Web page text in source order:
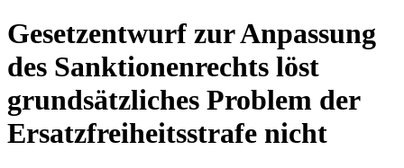
Gesetzentwurf zur Anpassung
des Sanktionenrechts löst
grundsätzliches Problem der
Ersatzfreiheitsstrafe nicht